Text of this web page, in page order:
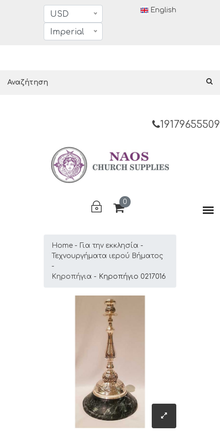
USD
Imperial
English
19179655509
0
Home
Για την εκκλησία
Τεχνουργήματα ιερού Βήματος
Κηροπήγια Κηροπήγιο 0217016